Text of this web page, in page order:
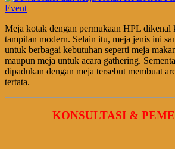
Meja kotak dengan permukaan HPL dikenal
tampilan modern. Selain itu, meja jenis ini
untuk berbagai kebutuhan seperti meja
maupun meja untuk acara gathering.
dipadukan dengan meja tersebut membuat
tertata.
KONSULTASI &